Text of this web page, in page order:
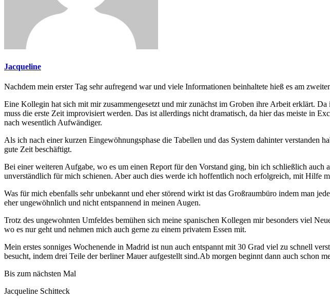
Jacqueline
Nachdem mein erster Tag sehr aufregend war und viele Informationen beinhaltete hieß es am
Eine Kollegin hat sich mit mir zusammengesetzt und mir zunächst im Groben ihre Arbeit erklärt.
muss die erste Zeit improvisiert werden. Das ist allerdings nicht dramatisch, da hier das meiste in
nach wesentlich Aufwändiger.
Als ich nach einer kurzen Eingewöhnungsphase die Tabellen und das System dahinter
gute Zeit beschäftigt.
Bei einer weiteren Aufgabe, wo es um einen Report für den Vorstand ging, bin ich schließlich
unverständlich für mich schienen. Aber auch dies werde ich hoffentlich noch erfolgreich, mit Hilfe
Was für mich ebenfalls sehr unbekannt und eher störend wirkt ist das Großraumbüro indem man
eher ungewöhnlich und nicht entspannend in meinen Augen.
Trotz des ungewohnten Umfeldes bemühen sich meine spanischen Kollegen mir besonders viel
wo es nur geht und nehmen mich auch gerne zu einem privatem Essen mit.
Mein erstes sonniges Wochenende in Madrid ist nun auch entspannt mit 30 Grad viel zu schnell
besucht, indem drei Teile der berliner Mauer aufgestellt sind.Ab morgen beginnt dann auch schon
Bis zum nächsten Mal
Jacqueline Schitteck